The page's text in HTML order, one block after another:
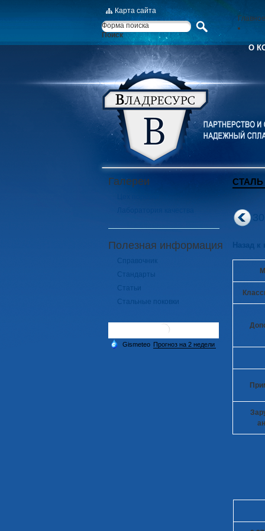
О
Карта сайта
Форма поиска
Поиск
СТАЛЬ
Назад
Галереи
Полезная информация
Справочник
Стандарты
Статьи
Стальные поковки